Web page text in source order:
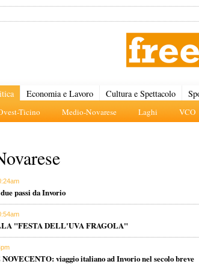
Ticino Medio-Novarese Laghi VCO
Economia e Lavoro Cultura e Spettacolo
passi da Invorio
"FESTA DELL'UVA FRAGOLA"
viaggio italiano ad Invorio nel secolo breve